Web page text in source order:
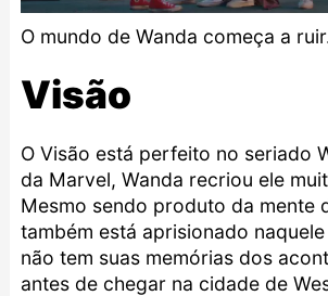
O mundo de Wanda começa a
Visão
O Visão está perfeito no seriado
da Marvel, Wanda recriou ele
Mesmo sendo produto da mente
também está aprisionado
não tem suas memórias dos
antes de chegar na cidade de